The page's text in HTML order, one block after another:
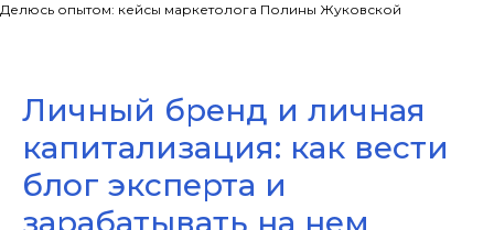
Делюсь опытом: кейсы маркетолога Полины Жуковской
Личный бренд и личная
капитализация: как вести
блог эксперта и
зарабатывать на нем